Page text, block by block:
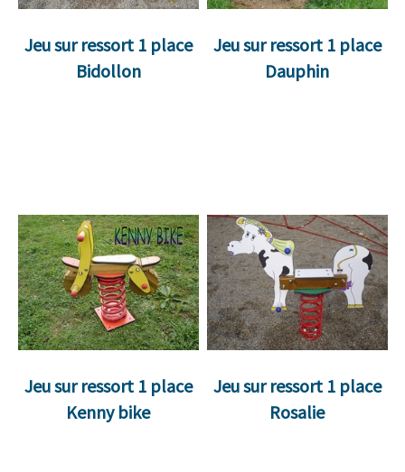
Jeu sur ressort 1 place
Bidollon
Jeu sur ressort 1 place
Dauphin
Jeu sur ressort 1 place
Kenny bike
Jeu sur ressort 1 place
Rosalie